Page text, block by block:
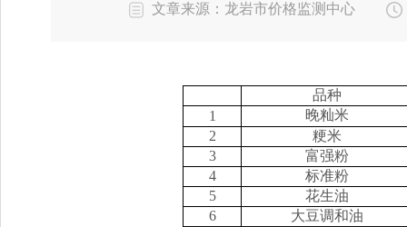
文章来源：龙岩市价格监测中心
品种
1
晚籼米
2
粳米
3
富强粉
4
标准粉
5
花生油
6
大豆调和油